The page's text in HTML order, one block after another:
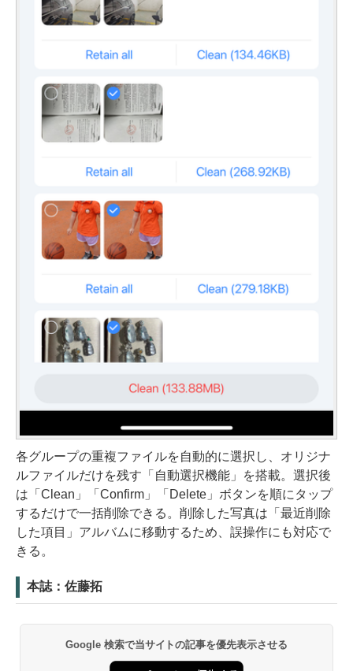
各グループの重複ファイルを自動的に選択し、オリジナ
ルファイルだけを残す「自動選択機能」を搭載。選択後
は「Clean」「Confirm」「Delete」ボタンを順にタップ
するだけで一括削除できる。削除した写真は「最近削除
した項目」アルバムに移動するため、誤操作にも対応で
きる。
本誌：佐藤拓
Google 検索で当サイトの記事を優先表示させる